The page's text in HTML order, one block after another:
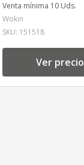
Venta mínima 10 Uds.
Wokin
SKU: 151518
Ver precio